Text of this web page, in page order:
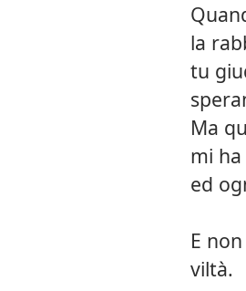
la
tu
Ma
mi
ed
E
viltà.